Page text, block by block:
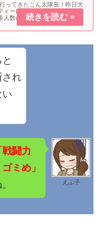
ってきたこん太隊長！昨日大
ィーに行って来たけど惨敗し
人数の回転寿司系のパーティ
難しいですね。大人数 婚活パ
ペックの当ブログ管理人は、
され
い
えふ子
戦闘力
ミめ」